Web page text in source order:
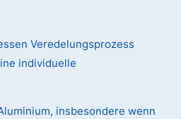
Veredelungsprozess
individuelle
insbesondere wenn